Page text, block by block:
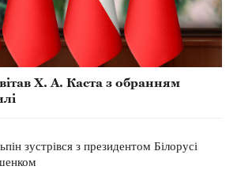
Х. А. Каста з обранням
зустрівся з президентом Білорусі